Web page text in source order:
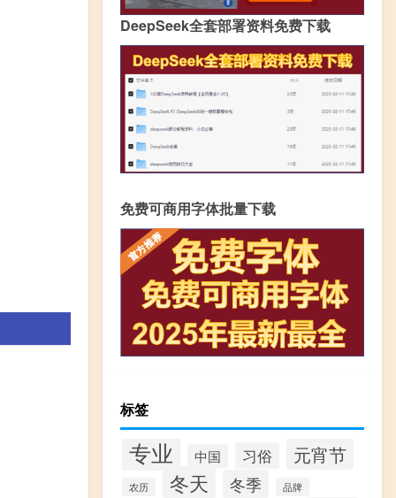
DeepSeek全套部署资料免费下载
免费可商用字体批量下载
标签
专业 中国 习俗 元宵节
农历 冬天 冬季 品牌